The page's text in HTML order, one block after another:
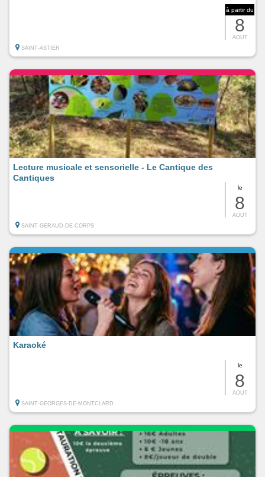
à partir du
8
AOUT
SAINT-ASTIER
le
8
AOUT
Lecture musicale et sensorielle - Le Cantique des
Cantiques
SAINT-GERAUD-DE-CORPS
le
8
AOUT
Karaoké
SAINT-GEORGES-DE-MONTCLARD